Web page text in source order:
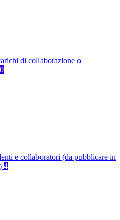
di collaborazione o
e collaboratori (da pubblicare in
4